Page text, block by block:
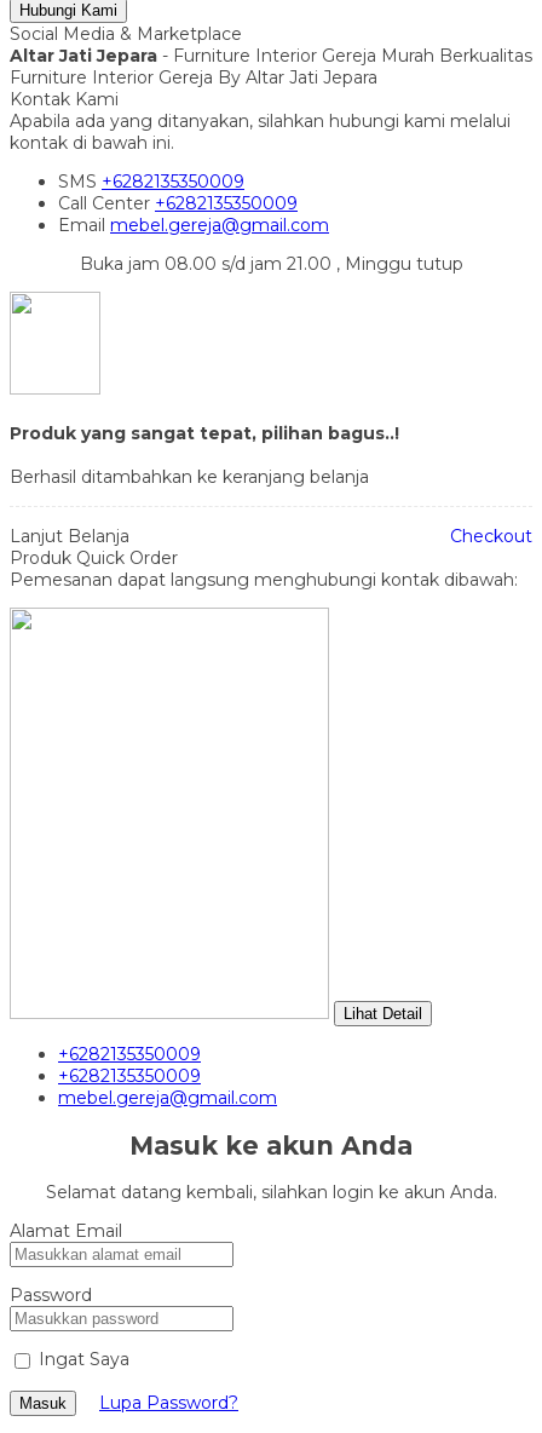
Hubungi Kami
Social Media & Marketplace
Altar Jati Jepara - Furniture Interior Gereja Murah Berkualitas
Furniture Interior Gereja By Altar Jati Jepara
Kontak Kami
Apabila ada yang ditanyakan, silahkan hubungi kami melalui
kontak di bawah ini.
SMS +6282135350009
Call Center +6282135350009
Email mebel.gereja@gmail.com
Buka jam 08.00 s/d jam 21.00 , Minggu tutup
Produk yang sangat tepat, pilihan bagus..!
Berhasil ditambahkan ke keranjang belanja
Lanjut Belanja
Checkout
Produk Quick Order
Pemesanan dapat langsung menghubungi kontak dibawah:
Lihat Detail
+6282135350009
+6282135350009
mebel.gereja@gmail.com
Masuk ke akun Anda
Selamat datang kembali, silahkan login ke akun Anda.
Alamat Email
Password
Ingat Saya
Masuk Lupa Password?